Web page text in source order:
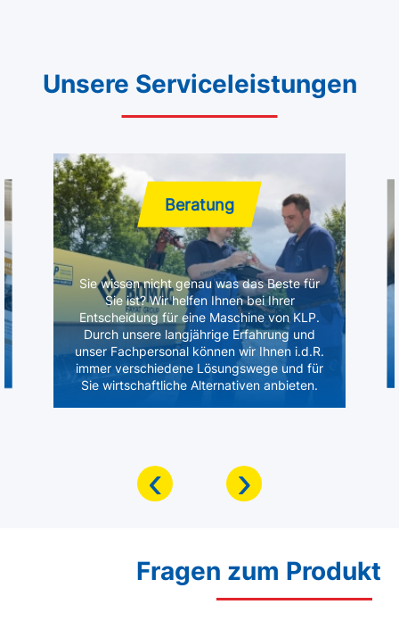
Unsere Serviceleistungen
Beratung
Sie wissen nicht genau was das Beste für
Sie ist? Wir helfen Ihnen bei Ihrer
Entscheidung für eine Maschine von KLP.
Durch unsere langjährige Erfahrung und
unser Fachpersonal können wir Ihnen i.d.R.
immer verschiedene Lösungswege und für
Sie wirtschaftliche Alternativen anbieten.
‹ ›
Fragen zum Produkt